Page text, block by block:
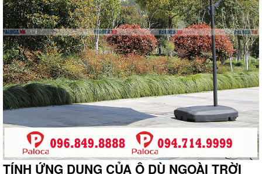
TÍNH ỨNG DỤNG CỦA Ô DÙ NGOÀI TRỜI